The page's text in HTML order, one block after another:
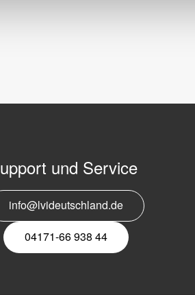
und Service
info@lvideutschland.de
04171-66 938 44